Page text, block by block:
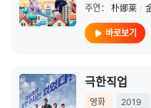
주연：
朴娜莱 /
바로보기
극한직업
영화 2019